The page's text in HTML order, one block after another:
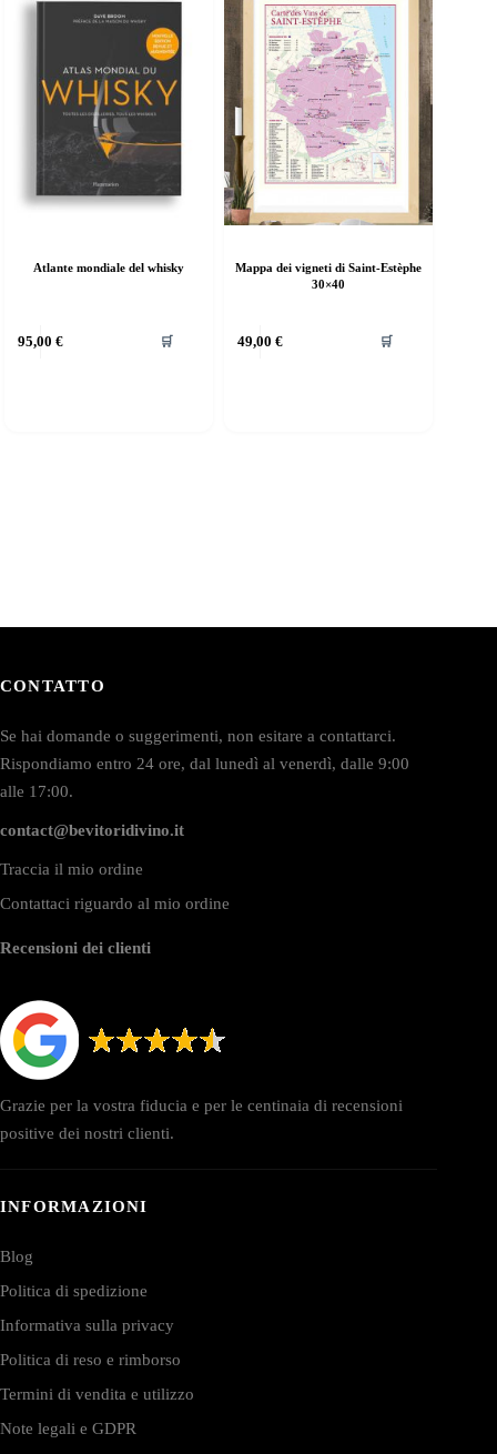
Atlante mondiale del whisky
95,00 € 🛒
Mappa dei vigneti di Saint-Estèphe
30×40
49,00 € 🛒
CONTATTO
Se hai domande o suggerimenti, non esitare a contattarci.
Rispondiamo entro 24 ore, dal lunedì al venerdì, dalle 9:00
alle 17:00.
contact@bevitoridivino.it
Traccia il mio ordine
Contattaci riguardo al mio ordine
Recensioni dei clienti
Grazie per la vostra fiducia e per le centinaia di recensioni
positive dei nostri clienti.
INFORMAZIONI
Blog
Politica di spedizione
Informativa sulla privacy
Politica di reso e rimborso
Termini di vendita e utilizzo
Note legali e GDPR